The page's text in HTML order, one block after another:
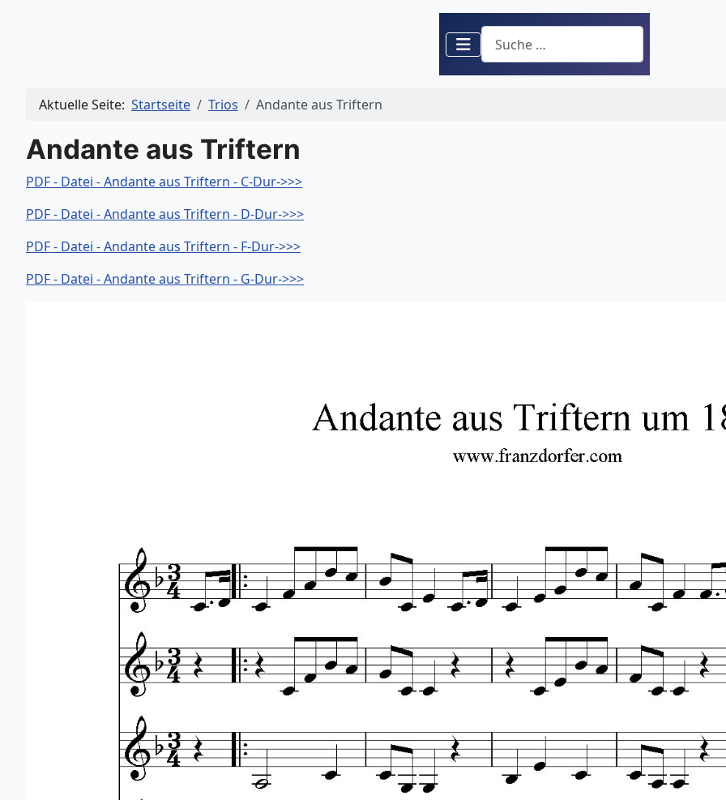
Suchen
Aktuelle Seite: Startseite Trios Andante aus Triftern
Andante aus Triftern
PDF - Datei - Andante aus Triftern - C-Dur->>>
PDF - Datei - Andante aus Triftern - D-Dur->>>
PDF - Datei - Andante aus Triftern - F-Dur->>>
PDF - Datei - Andante aus Triftern - G-Dur->>>